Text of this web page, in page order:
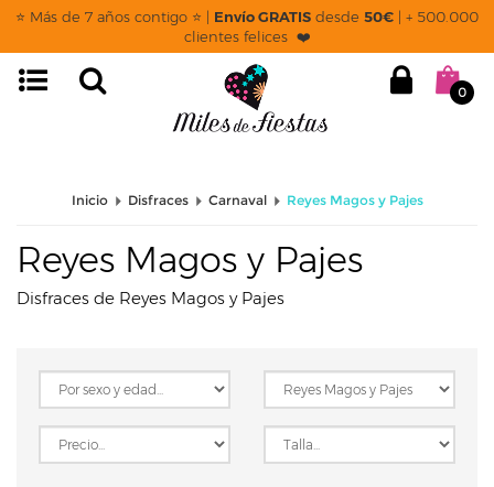
⭐ Más de 7 años contigo ⭐ | Envío GRATIS desde 50€ | + 500.000
clientes felices ❤️
0
page: listado
Inicio Disfraces Carnaval Reyes Magos y Pajes
Reyes Magos y Pajes
Disfraces de Reyes Magos y Pajes